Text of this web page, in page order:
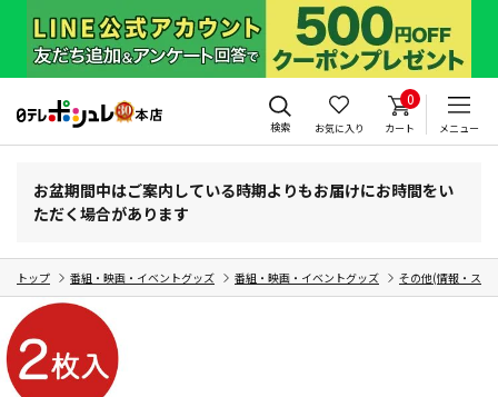
検索 お気に入り
0
カート メニュー
お盆期間中はご案内している時期よりもお届けにお時間をい
ただく場合があります
トップ 番組・映画・イベントグッズ 番組・映画・イベントグッズ その他(情報・スポ